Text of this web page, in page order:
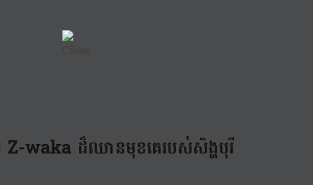
ល Z-waka ដ៏ឈានមុខគេរបស់សិង្ហបុរី